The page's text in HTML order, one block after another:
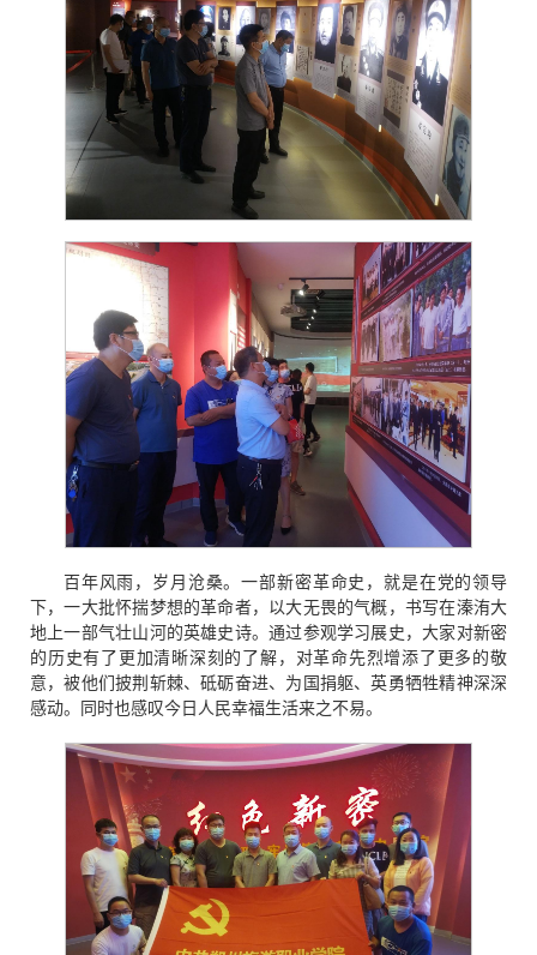
百年风雨，岁月沧桑。一部新密革命史，就是在党的领导
下，一大批怀揣梦想的革命者，以大无畏的气概，书写在溱洧大
地上一部气壮山河的英雄史诗。通过参观学习展史，大家对新密
的历史有了更加清晰深刻的了解，对革命先烈增添了更多的敬
意，被他们披荆斩棘、砥砺奋进、为国捐躯、英勇牺牲精神深深
感动。同时也感叹今日人民幸福生活来之不易。